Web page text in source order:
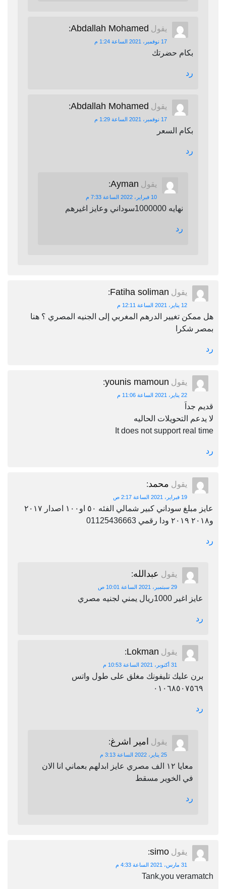
يقول Abdallah Mohamed
:
17 نوفمبر، 2021 الساعة 1:24 م
بكام حضرتك
رد
يقول Abdallah Mohamed
:
17 نوفمبر، 2021 الساعة 1:29 م
بكام السعر
رد
يقول Ayman
:
10 فبراير، 2022 الساعة 7:33 م
نهايه 1000000سوداني وعايز اغيرهم
رد
يقول Fatiha soliman
:
12 يناير، 2021 الساعة 12:11 م
هل ممكن تغيير الدرهم المغربي إلى الجنيه المصري ؟ هنا
بمصر شكرا
رد
يقول younis mamoun
:
22 يناير، 2021 الساعة 11:06 م
قديم جداَ
لا يدعم التحويلات الحاليه
It does not support real time
رد
يقول محمد:
19 فبراير، 2021 الساعة 2:17 ص
عايز مبلغ سوداني كبير شمالي الفئه ٥٠ او١٠٠ اصدار ٢٠١٧
و٢٠١٨ ٢٠١٩ ودا رقمي 01125436663
رد
يقول عبدالله:
29 سبتمبر، 2021 الساعة 10:01 ص
عايز اغير 1000ريال يمني لجنيه مصري
رد
يقول Lokman
:
31 أكتوبر، 2021 الساعة 10:53 م
برن عليك تليفونك مغلق على طول واتس
٠١٠٦٨٥٠٧٥٦٩
رد
يقول امير اشرغ:
25 يناير، 2022 الساعة 3:13 م
معايا ١٢ الف مصري عايز ابدلهم بعماني انا الان
في الخوير مسقط
رد
يقول simo
:
31 مارس، 2021 الساعة 4:33 م
Tank,you veramatch